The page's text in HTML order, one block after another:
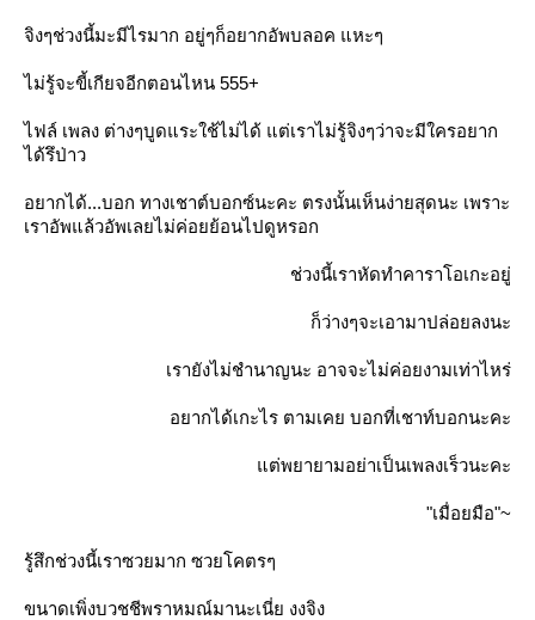
จิงๆช่วงนี้มะมีไรมาก อยู่ๆก็อยากอัพบลอค แหะๆ
ไม่รู้จะขี้เกียจอีกตอนไหน 555+
ไฟล์ เพลง ต่างๆบูดแระใช้ไม่ได้ แต่เราไม่รู้จิงๆว่าจะมีใครอยาก
ได้รึป่าว
อยากได้...บอก ทางเชาต์บอกซ์นะคะ ตรงนั้นเห็นง่ายสุดนะ เพราะ
เราอัพแล้วอัพเลยไม่ค่อยย้อนไปดูหรอก
ช่วงนี้เราหัดทำคาราโอเกะอยู่
ก็ว่างๆจะเอามาปล่อยลงนะ
เรายังไม่ชำนาญนะ อาจจะไม่ค่อยงามเท่าไหร่
อยากได้เกะไร ตามเคย บอกที่เชาท์บอกนะคะ
แต่พยายามอย่าเป็นเพลงเร็วนะคะ
"เมื่อยมือ"~
รู้สึกช่วงนี้เราซวยมาก ซวยโคตรๆ
ขนาดเพิ่งบวชชีพราหมณ์มานะเนี่ย งงจิง